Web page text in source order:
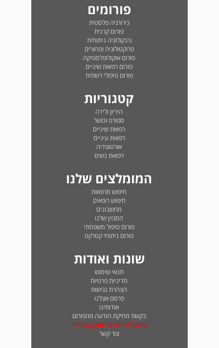
פורומים
כירורגיה פלסטית
פורום קרנית
גינקולוגיה ניתוחית
פרוקטולוגיה וטחורים
פורום אוקולופלסטיקה
פורום רפואת שיניים
פורום טיפולי רשתית
קטגוריות
היריון ולידה
ספורט וכושר
רפואת שיניים
רפואת עיניים
אורטופדיה
רפואת נשים
המומלצים שלנו
חיפוש מרפאות
חיפוש רופאים
מחשבונים
המגזין שלנו
פורום טיפול משפחתי
פורום ניתוחי קטרקט
שונות ואודות
תנאי שימוש
מדיניות פרטיות
הצהרת נגישות
פרסם אצלנו
אודותינו
בקשת מחיקת הודעה מהפורום
טופס לדיווח על תוכן בעייתי
צור קשר